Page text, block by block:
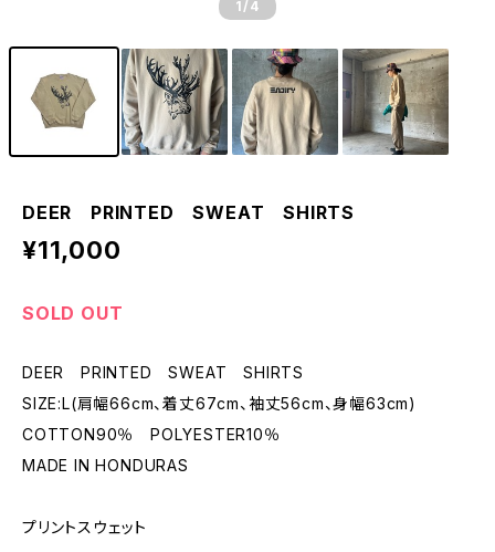
1 /4
DEER PRINTED SWEAT SHIRTS
¥11,000
SOLD OUT
DEER PRINTED SWEAT SHIRTS
SIZE:L(肩幅66cm、着丈67cm、袖丈56cm、身幅63cm)
COTTON90％ POLYESTER10％
MADE IN HONDURAS
プリントスウェット